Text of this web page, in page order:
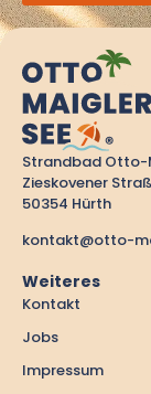
Strandbad Otto-
Zieskovener
50354 Hürth
kontakt@otto-
Weiteres
Kontakt
Jobs
Impressum